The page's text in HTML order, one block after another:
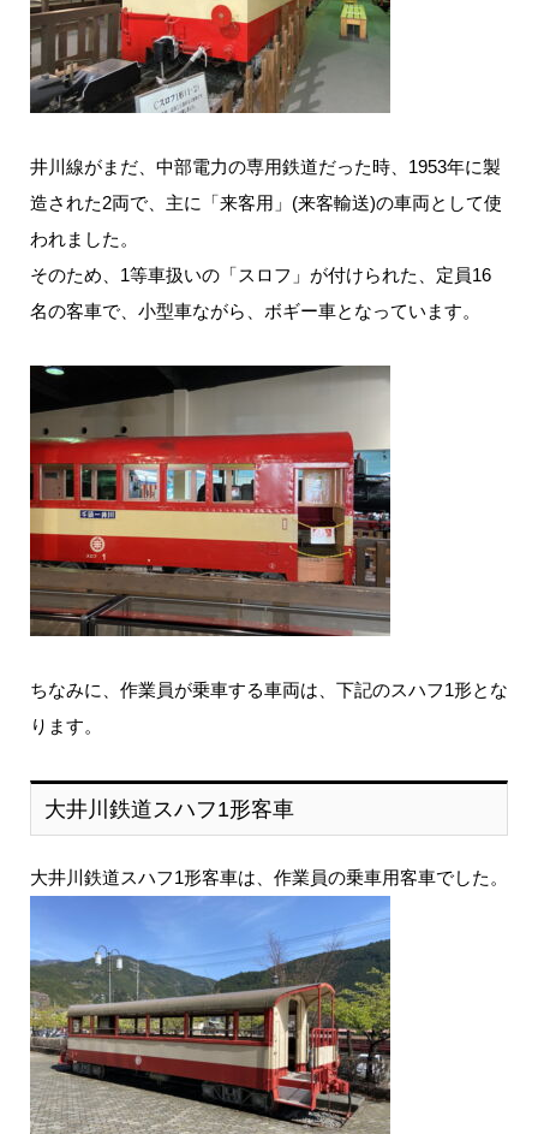
井川線がまだ、中部電力の専用鉄道だった時、1953年に製
造された2両で、主に「来客用」(来客輸送)の車両として使
われました。
そのため、1等車扱いの「スロフ」が付けられた、定員16
名の客車で、小型車ながら、ボギー車となっています。
ちなみに、作業員が乗車する車両は、下記のスハフ1形とな
ります。
大井川鉄道スハフ1形客車
大井川鉄道スハフ1形客車は、作業員の乗車用客車でした。